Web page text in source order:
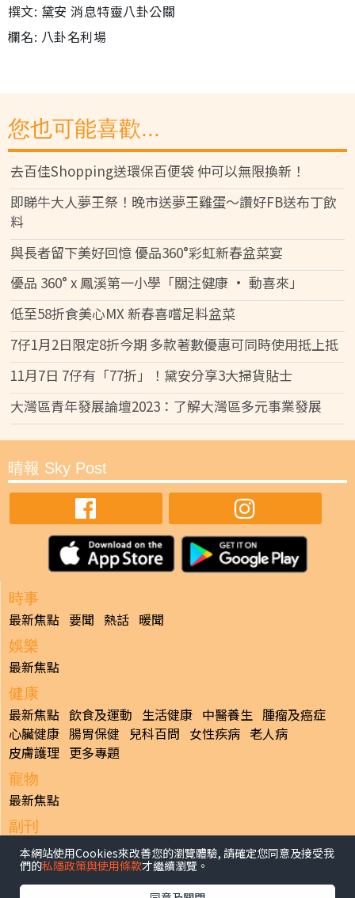
撰文: 黛安 消息特靈八卦公關
欄名: 八卦名利場
您也可能喜歡...
去百佳Shopping送環保百便袋 仲可以無限換新！
即睇牛大人夢王祭！晚市送夢王雞蛋～讚好FB送布丁飲
料
與長者留下美好回憶 優品360°彩虹新春盆菜宴
優品 360° x 鳳溪第一小學「關注健康 • 動喜來」
低至58折食美心MX 新春喜嚐足料盆菜
7仔1月2日限定8折今期 多款著數優惠可同時使用抵上抵
11月7日 7仔有「77折」！黛安分享3大掃貨貼士
大灣區青年發展論壇2023：了解大灣區多元事業發展
晴報 Sky Post
時事
最新焦點 要聞 熱話 暖聞
娛樂
最新焦點
健康
最新焦點 飲食及運動 生活健康 中醫養生 腫瘤及癌症
心臟健康 腸胃保健 兒科百問 女性疾病 老人病
皮膚護理 更多專題
寵物
最新焦點
副刊
最新焦點
日報
本網站使用Cookies來改善您的瀏覽體驗, 請確定您同意及接受我
們的私隱政策與使用條款才繼續瀏覽。